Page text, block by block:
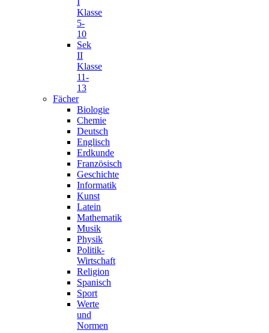
Klasse
5-
10
Sek
II
Klasse
11-
13
Fächer
Biologie
Chemie
Deutsch
Englisch
Erdkunde
Französisch
Geschichte
Informatik
Kunst
Latein
Mathematik
Musik
Physik
Politik-
Wirtschaft
Religion
Spanisch
Sport
Werte
und
Normen